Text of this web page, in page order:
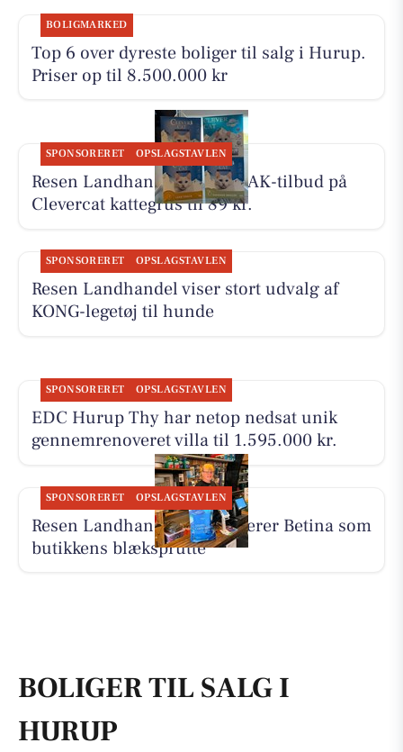
BOLIGMARKED
Top 6 over dyreste boliger til salg i Hurup.
Priser op til 8.500.000 kr
SPONSORERET OPSLAGSTAVLEN
Resen Landhandel har JA TAK-tilbud på
Clevercat kattegrus til 89 kr.
SPONSORERET OPSLAGSTAVLEN
Resen Landhandel viser stort udvalg af
KONG-legetøj til hunde
SPONSORERET OPSLAGSTAVLEN
EDC Hurup Thy har netop nedsat unik
gennemrenoveret villa til 1.595.000 kr.
SPONSORERET OPSLAGSTAVLEN
Resen Landhandel præsenterer Betina som
butikkens blæksprutte
BOLIGER TIL SALG I
HURUP